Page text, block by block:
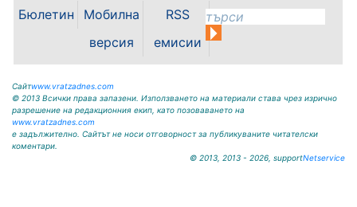
дни – Мизия 2026. Читалища и
пенсионерски клубове
представиха богата кулинарна
палитра от...
Бюлетин
Мобилна
версия
RSS
емисии
Сайтwww.vratzadnes.com
© 2013 Всички права запазени. Използването на материали става чрез изрично
разрешение на редакционния екип, като позоваването на
www.vratzadnes.com
е задължително. Сайтът не носи отговорност за публикуваните читателски
коментари.
© 2013, 2013 - 2026, supportNetservice